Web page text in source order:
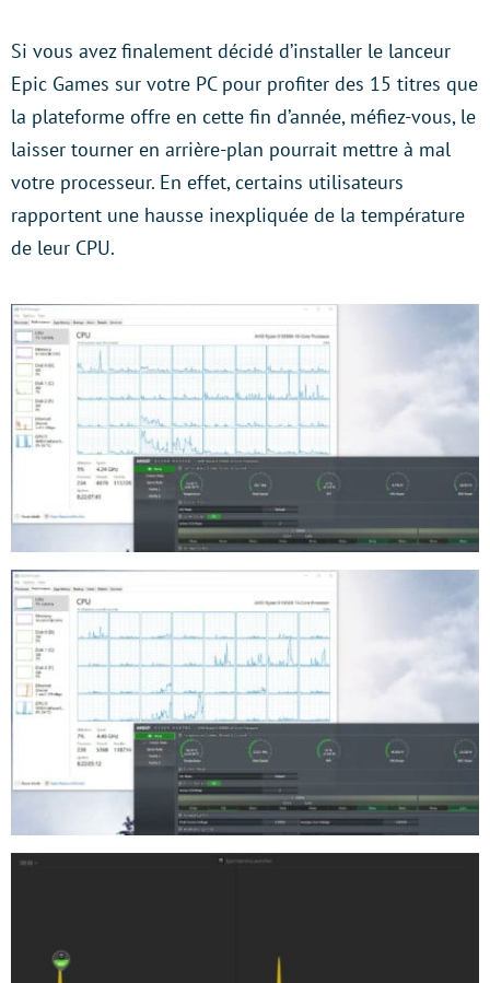
Si vous avez finalement décidé d’installer le lanceur
Epic Games sur votre PC pour profiter des 15 titres que
la plateforme offre en cette fin d’année, méfiez-vous, le
laisser tourner en arrière-plan pourrait mettre à mal
votre processeur. En effet, certains utilisateurs
rapportent une hausse inexpliquée de la température
de leur CPU.